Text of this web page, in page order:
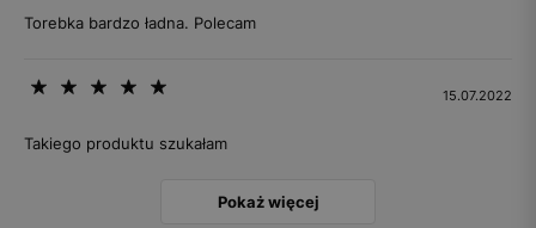
Torebka bardzo ładna. Polecam
15.07.2022
Takiego produktu szukałam
Pokaż więcej